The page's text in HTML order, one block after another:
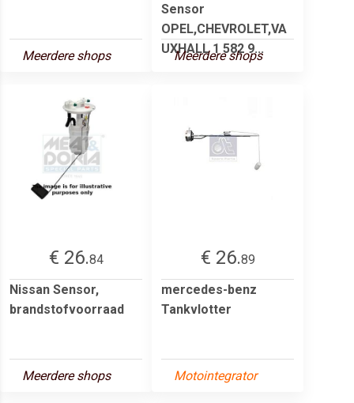
Meerdere shops
Sensor
OPEL,CHEVROLET,VA
UXHALL 1 582 9...
Meerdere shops
€ 26.84
Nissan Sensor,
brandstofvoorraad
Meerdere shops
€ 26.89
mercedes-benz
Tankvlotter
Motointegrator